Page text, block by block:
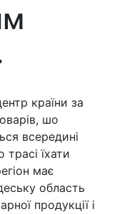
країни за
шо
всередині
їхати
має
область
продукції і